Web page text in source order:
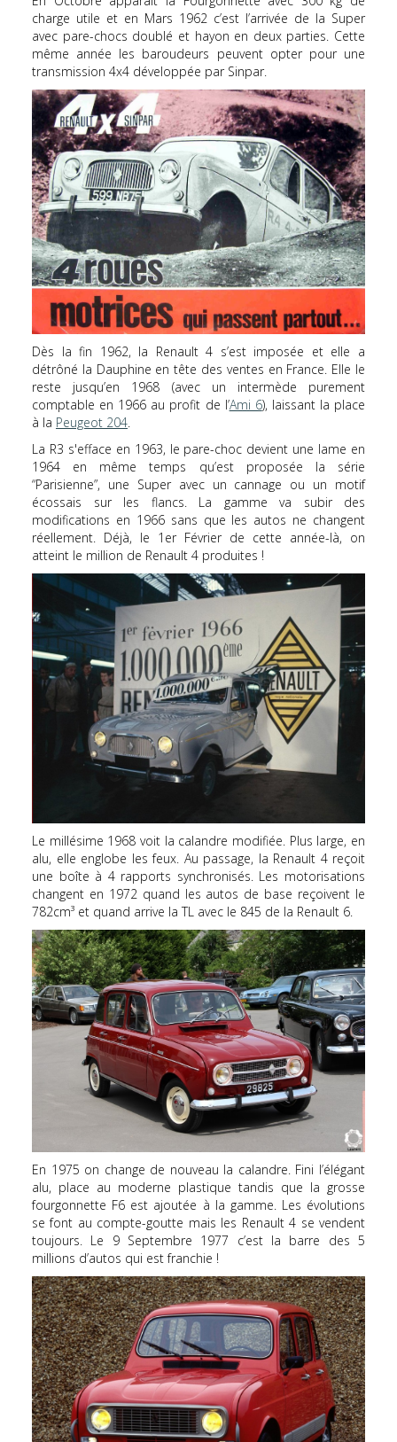
charge utile et en Mars 1962 c’est l’arrivée de la Super
avec pare-chocs doublé et hayon en deux parties. Cette
même année les baroudeurs peuvent opter pour une
transmission 4x4 développée par Sinpar.
Dès la fin 1962, la Renault 4 s’est imposée et elle a
détrôné la Dauphine en tête des ventes en France. Elle le
reste jusqu’en 1968 (avec un intermède purement
comptable en 1966 au profit de l’Ami 6), laissant la place
à la Peugeot 204.
La R3 s'efface en 1963, le pare-choc devient une lame en
1964 en même temps qu’est proposée la série
“Parisienne”, une Super avec un cannage ou un motif
écossais sur les flancs. La gamme va subir des
modifications en 1966 sans que les autos ne changent
réellement. Déjà, le 1er Février de cette année-là, on
atteint le million de Renault 4 produites !
Le millésime 1968 voit la calandre modifiée. Plus large, en
alu, elle englobe les feux. Au passage, la Renault 4 reçoit
une boîte à 4 rapports synchronisés. Les motorisations
changent en 1972 quand les autos de base reçoivent le
782cm³ et quand arrive la TL avec le 845 de la Renault 6.
En 1975 on change de nouveau la calandre. Fini l’élégant
alu, place au moderne plastique tandis que la grosse
fourgonnette F6 est ajoutée à la gamme. Les évolutions
se font au compte-goutte mais les Renault 4 se vendent
toujours. Le 9 Septembre 1977 c’est la barre des 5
millions d’autos qui est franchie !